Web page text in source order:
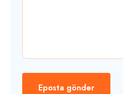
Eposta gönder